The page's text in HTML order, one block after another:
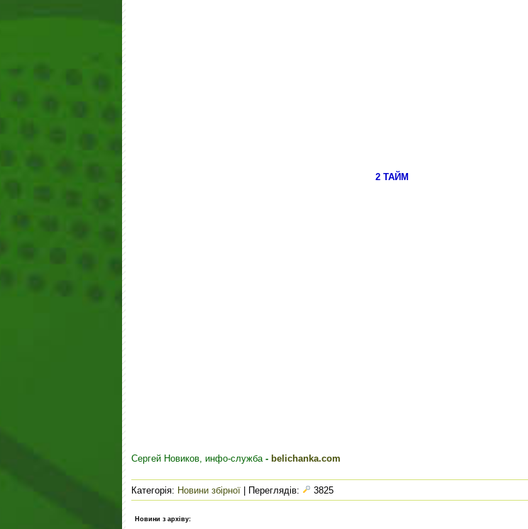
2 ТАЙМ
Сергей Новиков, инфо-служба- belichanka.com
Категорія: Новини збірної| Переглядів: 3825
Новини з архіву: